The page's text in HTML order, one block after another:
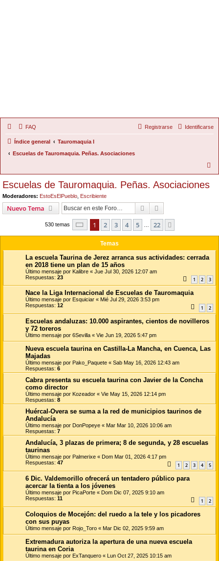
FAQ Identificarse
Registrarse
Índice general
Tauromaquia I
Escuelas de Tauromaquia. Peñas. Asociaciones
Escuelas de Tauromaquia. Peñas. Asociaciones
Moderadores: EstoEsElPueblo Escribiente
Nuevo Tema Buscar
530 temas Página de 22
1 2 3 4 5 22
Temas
La escuela Taurina de Jerez arranca sus actividades: cerrada
en 2018 tiene un plan de 15 años
Último mensaje por Kalibre « Jue Jul 30, 2026 12:07 am
Respuestas: 23 1 2 3
Nace la Liga Internacional de Escuelas de Tauromaquia
Último mensaje por Esquiciar « Mié Jul 29, 2026 3:53 pm
Respuestas: 12 1 2
Escuelas andaluzas: 10.000 aspirantes, cientos de novilleros
y 72 toreros
Último mensaje por 6Sevilla « Vie Jun 19, 2026 5:47 pm
Nueva escuela taurina en Castilla-La Mancha, en Cuenca, Las
Majadas
Último mensaje por Pako_Paquete « Sab May 16, 2026 12:43 am
Respuestas: 6
Cabra presenta su escuela taurina con Javier de la Concha
como director
Último mensaje por Kozeador « Vie May 15, 2026 12:14 pm
Respuestas: 8
Huércal-Overa se suma a la red de municipios taurinos de
Andalucía
Último mensaje por DonPopeye « Mar Mar 10, 2026 10:06 am
Respuestas: 7
Andalucía, 3 plazas de primera; 8 de segunda, y 28 escuelas
taurinas
Último mensaje por Palmerixe « Dom Mar 01, 2026 4:17 pm
Respuestas: 47 1 2 3 4 5
6 Dic. Valdemorillo ofrecerá un tentadero público para
acercar la tienta a los jóvenes
Último mensaje por PicaPorte « Dom Dic 07, 2025 9:10 am
Respuestas: 11 1 2
Coloquios de Mocejón: del ruedo a la tele y los picadores
con sus puyas
Último mensaje por Rojo_Toro « Mar Dic 02, 2025 9:59 am
Extremadura autoriza la apertura de una nueva escuela
taurina en Coria
Último mensaje por ExTanquero « Lun Oct 27, 2025 10:15 am